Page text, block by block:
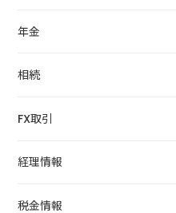
年金
相続
FX取引
経理情報
税金情報